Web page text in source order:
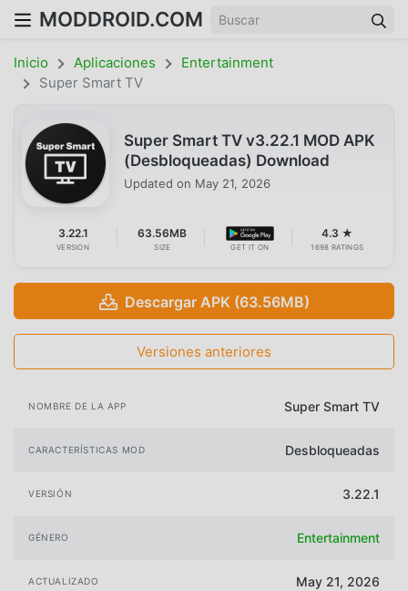
MODDROID.COM
Inicio Aplicaciones
Entertainment
Super Smart TV
Super Smart TV v3.22.1 MOD APK
(Desbloqueadas) Download
Updated on May 21, 2026
3.22.1
VERSION
63.56MB
SIZE GET IT ON
4.3 ★
1698 RATINGS
Descargar APK (63.56MB)
Versiones anteriores
NOMBRE DE LA APP Super Smart TV
CARACTERÍSTICAS MOD Desbloqueadas
VERSIÓN 3.22.1
GÉNERO Entertainment
ACTUALIZADO May 21, 2026